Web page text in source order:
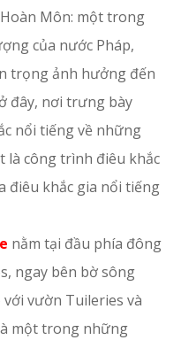
Môn: một trong
của nước Pháp,
trọng ảnh hưởng đến
đây, nơi trưng bày
nổi tiếng về những
là công trình điêu khắc
điêu khắc gia nổi tiếng
nằm tại đầu phía đông
ngay bên bờ sông
vườn Tuileries và
một trong những